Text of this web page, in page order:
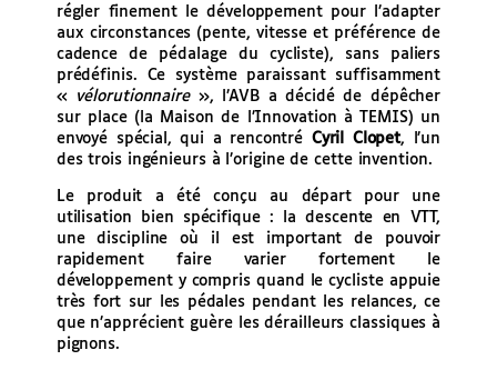
régler finement le développement pour l’adapter
aux circonstances (pente, vitesse et préférence de
cadence de pédalage du cycliste), sans paliers
prédéfinis. Ce système paraissant suffisamment
«
vélorutionnaire», l’AVB a décidé de dépêcher
sur place (la Maison de l’Innovation à TEMIS) un
envoyé spécial, qui a rencontré Cyril Clopet, l’un
des trois ingénieurs à l’origine de cette invention.
Le produit a été conçu au départ pour une
utilisation bien spécifique : la descente en VTT,
une discipline où il est important de pouvoir
rapidement faire varier fortement le
développement y compris quand le cycliste appuie
très fort sur les pédales pendant les relances, ce
que n’apprécient guère les dérailleurs classiques à
pignons.